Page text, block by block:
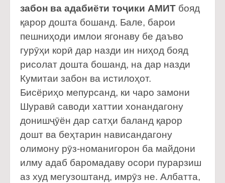
забон ва адабиёти тоҷики АМИТ бояд
қарор дошта бошанд. Бале, барои
пешниҳоди имлои ягонаву бе даъво
гурӯҳи корӣ дар назди ин ниҳод бояд
рисолат дошта бошанд, на дар назди
Кумитаи забон ва истилоҳот.
Бисёриҳо мепурсанд, ки чаро замони
Шуравӣ саводи хаттии хонандагону
донишҷӯён дар сатҳи баланд қарор
дошт ва беҳтарин нависандагону
олимону рӯз-номанигорон ба майдони
илму адаб баромадаву осори пурарзиш
аз худ мегузоштанд, имрӯз не. Албатта,